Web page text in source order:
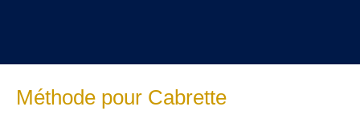
Méthode pour Cabrette